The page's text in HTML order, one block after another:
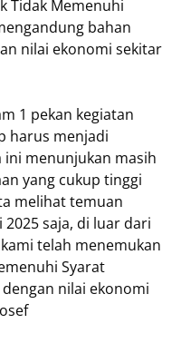
Tidak Memenuhi
bahan
nilai ekonomi sekitar
1 pekan kegiatan
harus menjadi
ini menunjukan masih
yang cukup tinggi
melihat temuan
saja, di luar dari
telah menemukan
Syarat
nilai ekonomi